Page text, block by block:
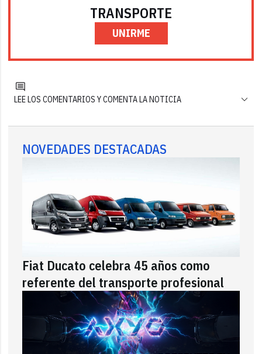
TRANSPORTE
UNIRME
LEE LOS COMENTARIOS Y COMENTA LA NOTICIA
NOVEDADES DESTACADAS
Fiat Ducato celebra 45 años como
referente del transporte profesional